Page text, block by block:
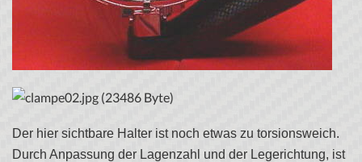
Der hier sichtbare Halter ist noch etwas zu torsionsweich.
Durch Anpassung der Lagenzahl und der Legerichtung, ist